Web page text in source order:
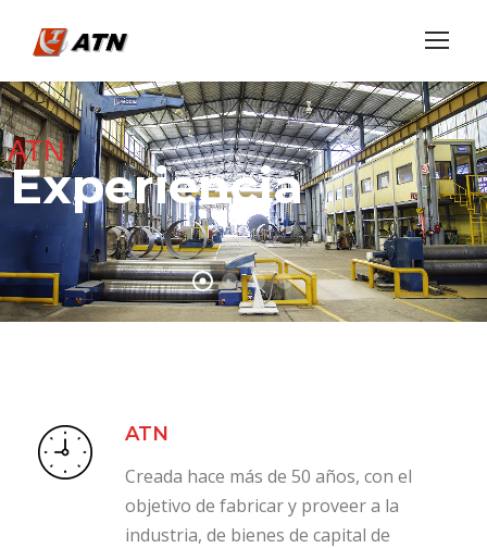
ATN
Experiencia
ATN
Creada hace más de 50 años, con el
objetivo de fabricar y proveer a la
industria, de bienes de capital de